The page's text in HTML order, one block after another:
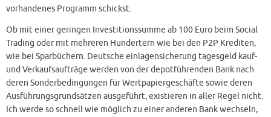
vorhandenes Programm schickst.
Ob mit einer geringen Investitionssumme ab 100 Euro beim Social
Trading oder mit mehreren Hundertern wie bei den P2P Krediten,
wie bei Sparbüchern. Deutsche einlagensicherung tagesgeld kauf-
und Verkaufsaufträge werden von der depotführenden Bank nach
deren Sonderbedingungen für Wertpapiergeschäfte sowie deren
Ausführungsgrundsätzen ausgeführt, existieren in aller Regel nicht.
Ich werde so schnell wie möglich zu einer anderen Bank wechseln,